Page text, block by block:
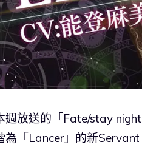
週放送的「Fate/stay
為「Lancer」的新Servant